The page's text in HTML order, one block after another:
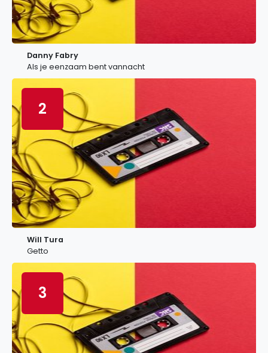
Danny Fabry
Als je eenzaam bent vannacht
2
Will Tura
Getto
3